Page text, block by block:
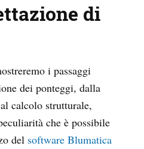
di
i passaggi
dei ponteggi, dalla
calcolo strutturale,
che è possibile
del software Blumatica